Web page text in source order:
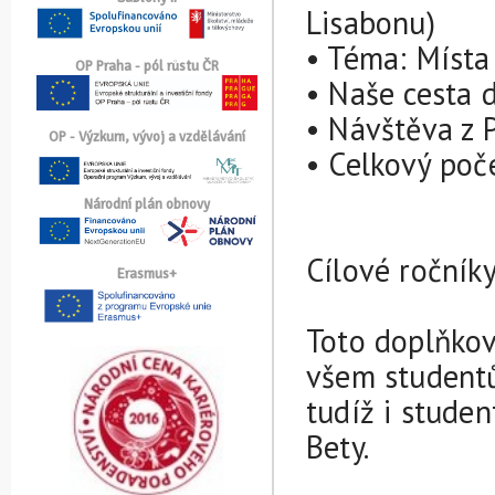
OP Praha - pól růstu ČR
OP - Výzkum, vývoj a vzdělávání
Národní plán obnovy
Erasmus+
Lisabonu)
• Téma:
• Naše cesta
• Návštěva z
• Celkový
Cílové
Toto
všem
tudíž i
Bety.